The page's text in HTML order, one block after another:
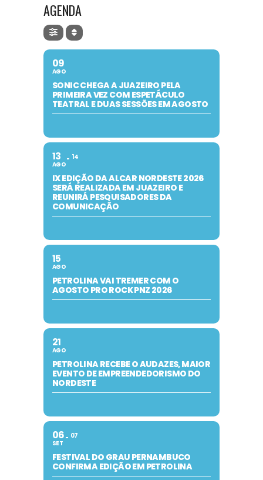
AGENDA
09
AGO
SONIC CHEGA A JUAZEIRO PELA
PRIMEIRA VEZ COM ESPETÁCULO
TEATRAL E DUAS SESSÕES EM AGOSTO
13
AGO
14
IX EDIÇÃO DA ALCAR NORDESTE 2026
SERÁ REALIZADA EM JUAZEIRO E
REUNIRÁ PESQUISADORES DA
COMUNICAÇÃO
15
AGO
PETROLINA VAI TREMER COM O
AGOSTO PRO ROCK PNZ 2026
21
AGO
PETROLINA RECEBE O AUDAZES, MAIOR
EVENTO DE EMPREENDEDORISMO DO
NORDESTE
06
SET
07
FESTIVAL DO GRAU PERNAMBUCO
CONFIRMA EDIÇÃO EM PETROLINA